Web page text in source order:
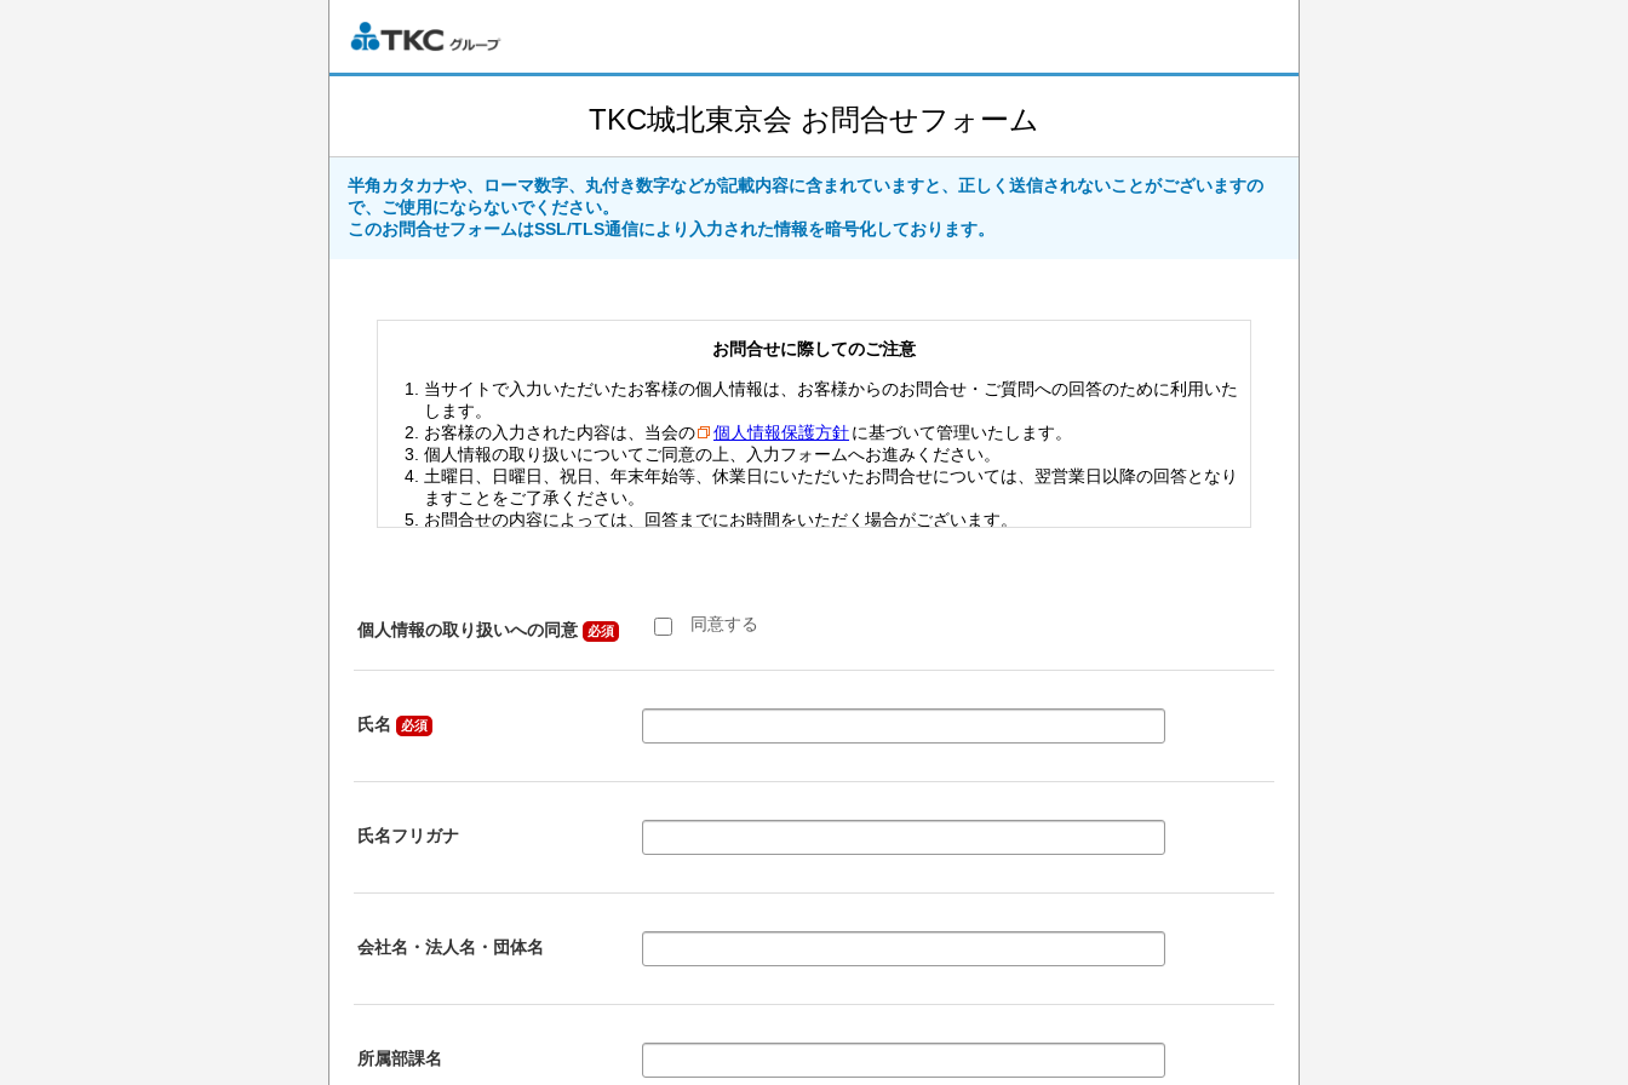
TKC城北東京会 お問合せフォーム
半角カタカナや、ローマ数字、丸付き数字などが記載内容に含まれていますと、正しく送信されないことがございますの
で、ご使用にならないでください。
このお問合せフォームはSSL/TLS通信により入力された情報を暗号化しております。
お問合せに際してのご注意
当サイトで入力いただいたお客様の個人情報は、お客様からのお問合せ・ご質問への回答のために利用いた
します。
お客様の入力された内容は、当会の
個人情報保護方針に基づいて管理いたします。
個人情報の取り扱いについてご同意の上、入力フォームへお進みください。
土曜日、日曜日、祝日、年末年始等、休業日にいただいたお問合せについては、翌営業日以降の回答となり
ますことをご了承ください。
お問合せの内容によっては、回答までにお時間をいただく場合がございます。
個人情報の取り扱いへの同意 必須 同意する
氏名 必須
氏名フリガナ
会社名・法人名・団体名
所属部課名